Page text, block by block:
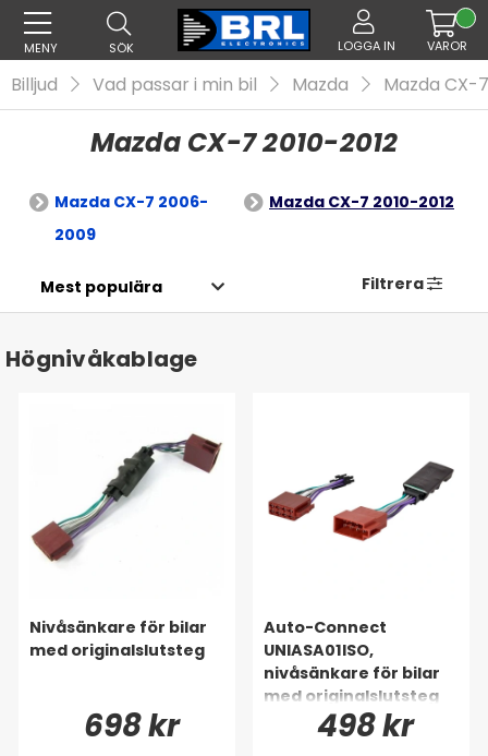
MENY SÖK LOGGA IN VAROR
Billjud Vad passar i min bil Mazda Mazda CX-7
Mazda CX-7 2010-2012
Mazda CX-7 2006-
2009
Mazda CX-7 2010-2012
Filtrera
Högnivåkablage
Nivåsänkare för bilar
med originalslutsteg
698 kr
Auto-Connect
UNIASA01ISO,
nivåsänkare för bilar
med originalslutsteg
498 kr